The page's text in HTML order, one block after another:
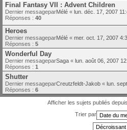
Final Fantasy VII : Advent Children
Dernier messageparMélé « lun. déc. 17, 2007
Réponses : 40
Heroes
Dernier messageparMélé « mer. oct. 17, 2007
Réponses : 5
Wonderful Day
Dernier messageparSaga « lun. août 06, 2007
Réponses : 1
Shutter
Dernier messageparCreutzfeldt-Jakob « lun.
Réponses : 6
Afficher les sujets publiés
Trier par